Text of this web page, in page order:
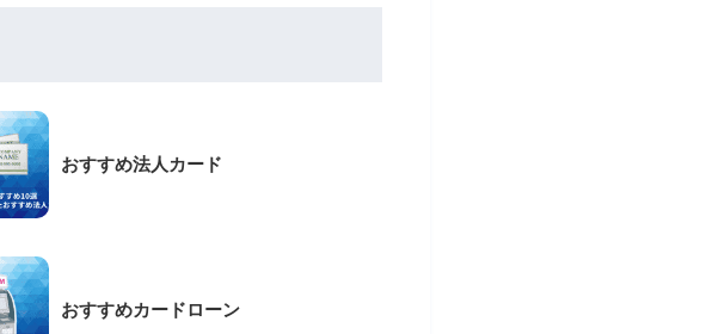
おすすめ法人カード
おすすめカードローン